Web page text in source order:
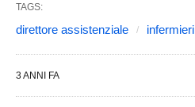
TAGS:
direttore assistenziale infermieri
3 ANNI FA